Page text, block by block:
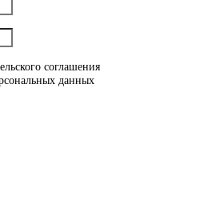
соглашения
данных